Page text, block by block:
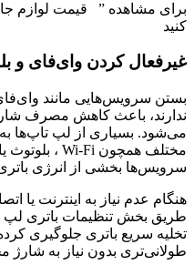
برای مشاهده ” قیمت لوازم
کنید
غیرفعال کردن وای‌فای و
بستن سرویس‌هایی مانند
ندارند، باعث کاهش مصرف
می‌شود. بسیاری از لپ
سرویس‌ها بخشی از انرژی
هنگام عدم نیاز به اینترنت یا
طریق بخش تنظیمات باتری لپ
تخلیه سریع باتری جلوگیری
طولانی‌تری بدون نیاز به شارژ